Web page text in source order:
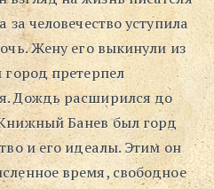
за человечество уступила
Жену его выкинули из
город претерпел
Дождь расширился до
Банев был горд
и его идеалы. Этим он
время, свободное